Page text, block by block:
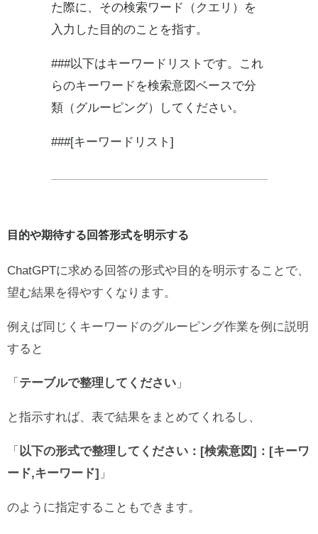
た際に、その検索ワード（クエリ）を
入力した目的のことを指す。
###以下はキーワードリストです。これ
らのキーワードを検索意図ベースで分
類（グルーピング）してください。
###[キーワードリスト]
目的や期待する回答形式を明示する
ChatGPTに求める回答の形式や目的を明示することで、
望む結果を得やすくなります。
例えば同じくキーワードのグルーピング作業を例に説明
すると
「 テーブルで整理してください 」
と指示すれば、表で結果をまとめてくれるし、
「 以下の形式で整理してください：[検索意図]：[キーワ
ード,キーワード] 」
のように指定することもできます。